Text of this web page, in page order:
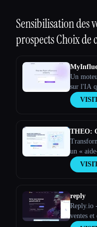
Sensibilisation des
prospectsChoix de
Un
sur l'IA
toutes
THEO:
un «
faire de
reply
Reply.io
ventes et